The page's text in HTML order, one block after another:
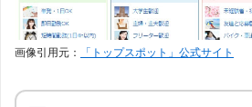
画像引用元： 「トップスポット」公式サイト